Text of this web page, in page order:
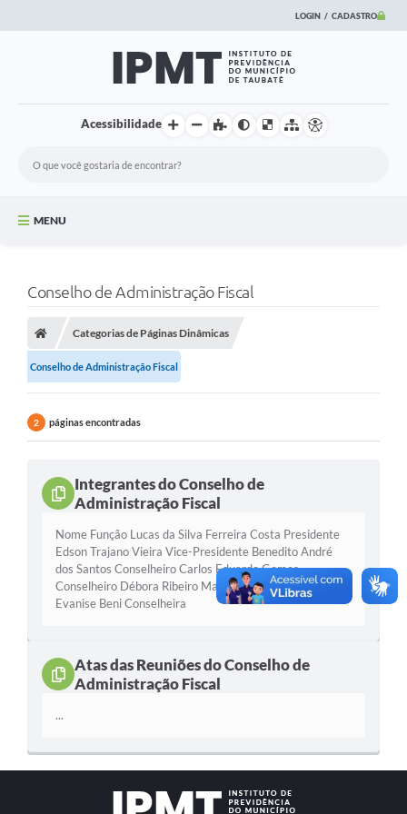
LOGIN / CADASTRO
Acessibilidade
MENU
Informações
FUNCIONÁRIOS
Institucional
Transparência
Fale Conosco
Inclusão de dependentes
Ouvidoria
Arquivos para Download
Notícias
Legislação
Conselho de Administração Fiscal
Categorias de Páginas Dinâmicas
Conselho de Administração Fiscal
2 páginas encontradas
Integrantes do Conselho de
Administração Fiscal
Nome Função Lucas da Silva Ferreira Costa Presidente
Edson Trajano Vieira Vice-Presidente Benedito André
dos Santos Conselheiro Carlos Eduardo Gomes
Conselheiro Débora Ribeiro Martin Werneck Conselheira
Evanise Beni Conselheira
Atas das Reuniões do Conselho de
Administração Fiscal
...